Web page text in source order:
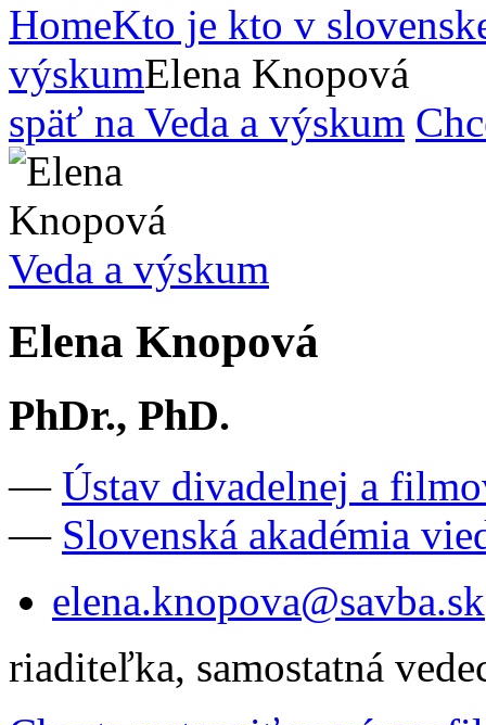
HomeKto je kto v
výskumElena Knopová
späť na Veda a výskum
Veda a výskum
Elena Knopová
PhDr., PhD.
— Ústav divadelnej a
— Slovenská akadémia
elena.knopova@savba.sk
riaditeľka, samostatná